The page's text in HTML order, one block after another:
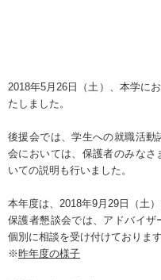
2018年5月26日（土）、本学に
たしました。
後援会では、学生への就職活
会においては、保護者のみな
いての説明も行いました。
本年度は、2018年9月29日（土
保護者懇談会では、アドバイ
個別に相談を受け付けております
※ 昨年度の様子